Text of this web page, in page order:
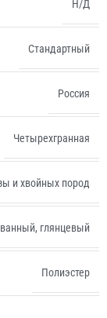
Н/Д
Стандартный
Россия
Четырехгранная
и хвойных пород
глянцевый
Полиэстер